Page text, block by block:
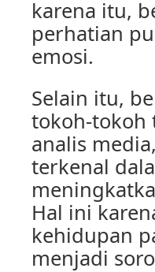
karena itu,
perhatian
emosi.
Selain itu,
tokoh-tokoh
analis
terkenal
Hal ini
kehidupan
menjadi